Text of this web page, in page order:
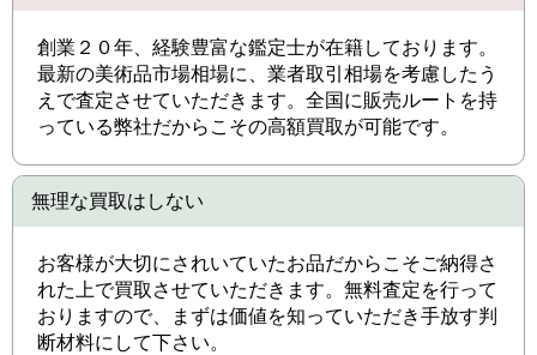
創業２０年、経験豊富な鑑定士が在籍しております。
最新の美術品市場相場に、業者取引相場を考慮したう
えで査定させていただきます。全国に販売ルートを持
っている弊社だからこその高額買取が可能です。
無理な買取はしない
お客様が大切にされいていたお品だからこそご納得さ
れた上で買取させていただきます。無料査定を行って
おりますので、まずは価値を知っていただき手放す判
断材料にして下さい。